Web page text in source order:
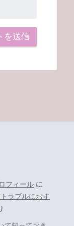
フィール に
ラブルにおす